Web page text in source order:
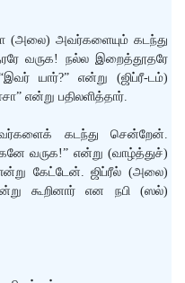
(அலை) அவர்களையும் கடந்து
வருக! நல்ல இறைத்தூதரே
யார்?” என்று (ஜிப்ரீ-டம்)
என்று பதிலளித்தார்.
கடந்து சென்றேன்.
வருக!” என்று (வாழ்த்துச்)
கேட்டேன். ஜிப்ரீல் (அலை)
கூறினார் என நபி (ஸல்)